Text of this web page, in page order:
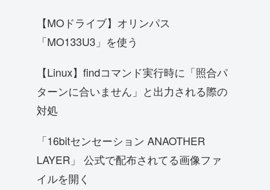
【MOドライブ】オリンパス
「MO133U3」を使う
【Linux】findコマンド実行時に「照合パ
ターンに合いません」と出力される際の
対処
「16bitセンセーション ANAOTHER
LAYER」 公式で配布されてる画像ファ
イルを開く